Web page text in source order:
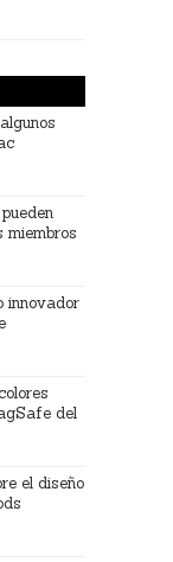
miembros
innovador
del
el diseño